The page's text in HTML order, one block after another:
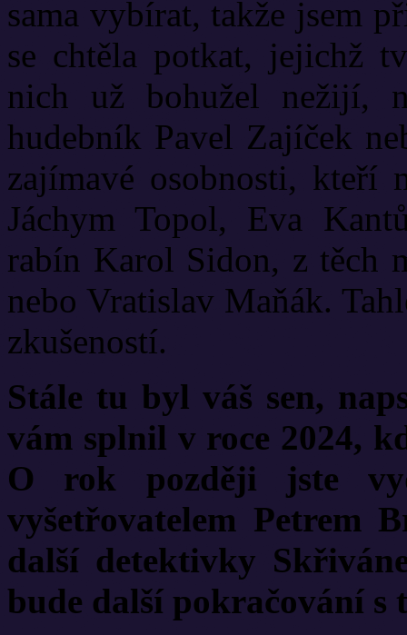
sama vybírat, takže jsem
se chtěla potkat, jejichž
nich už bohužel nežijí,
hudebník Pavel Zajíček
zajímavé osobnosti, kteří
Jáchym Topol, Eva
rabín Karol Sidon, z těch
nebo Vratislav Maňák.
zkušeností.
Stále tu byl váš sen,
vám splnil v roce 2024,
O rok později jste
vyšetřovatelem Petrem
další detektivky
bude další pokračování